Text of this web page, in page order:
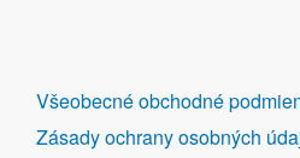
DALŠÍ
ODKAZY
Všeobecné obchodné
Zásady ochrany osobných